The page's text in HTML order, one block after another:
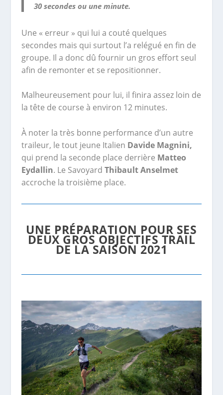
30 secondes ou une minute.
Une « erreur » qui lui a couté quelques
secondes mais qui surtout l’a relégué en fin de
groupe. Il a donc dû fournir un gros effort seul
afin de remonter et se repositionner.
Malheureusement pour lui, il finira assez loin de
la tête de course à environ 12 minutes.
À noter la très bonne performance d’un autre
traileur, le tout jeune Italien Davide Magnini,
qui prend la seconde place derrière Matteo
Eydallin. Le Savoyard Thibault Anselmet
accroche la troisième place.
UNE PRÉPARATION POUR SES
DEUX GROS OBJECTIFS TRAIL
DE LA SAISON 2021